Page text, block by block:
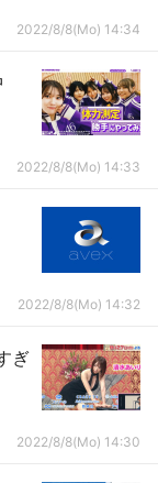
2022/8/8(Mo) 14:34
2022/8/8(Mo) 14:33
2022/8/8(Mo) 14:32
ぎ
2022/8/8(Mo) 14:30